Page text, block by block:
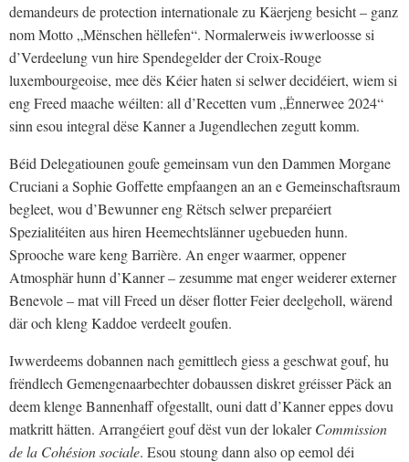
demandeurs de protection internationale zu Käerjeng besicht – ganz
nom Motto „Mënschen hëllefen“. Normalerweis iwwerloosse si
d’Verdeelung vun hire Spendegelder der Croix-Rouge
luxembourgeoise, mee dës Kéier haten si selwer decidéiert, wiem si
eng Freed maache wéilten: all d’Recetten vum „Ënnerwee 2024“
sinn esou integral dëse Kanner a Jugendlechen zegutt komm.
Béid Delegatiounen goufe gemeinsam vun den Dammen Morgane
Cruciani a Sophie Goffette empfaangen an an e Gemeinschaftsraum
begleet, wou d’Bewunner eng Rëtsch selwer preparéiert
Spezialitéiten aus hiren Heemechtslänner ugebueden hunn.
Sprooche ware keng Barrière. An enger waarmer, oppener
Atmosphär hunn d’Kanner – zesumme mat enger weiderer externer
Benevole – mat vill Freed un dëser flotter Feier deelgeholl, wärend
där och kleng Kaddoe verdeelt goufen.
Iwwerdeems dobannen nach gemittlech giess a geschwat gouf, hu
frëndlech Gemengenaarbechter dobaussen diskret gréisser Päck an
deem klenge Bannenhaff ofgestallt, ouni datt d’Kanner eppes dovu
matkritt hätten. Arrangéiert gouf dëst vun der lokalerCommission
de la Cohésion sociale. Esou stoung dann also op eemol déi